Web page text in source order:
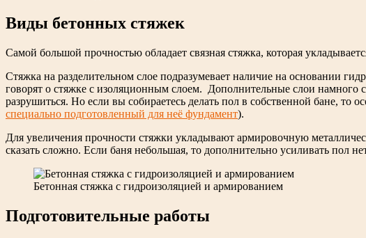
Виды бетонных стяжек
Самой большой прочностью обладает связная стяжка, которая
Стяжка на разделительном слое подразумевает наличие на основании
говорят о стяжке с изоляционным слоем. Дополнительные слои
разрушиться. Но если вы собираетесь делать пол в собственной бане, то
специально подготовленный для неё фундамент).
Для увеличения прочности стяжки укладывают армировочную
сказать сложно. Если баня небольшая, то дополнительно усиливать пол
Бетонная стяжка с гидроизоляцией и армированием
Подготовительные работы